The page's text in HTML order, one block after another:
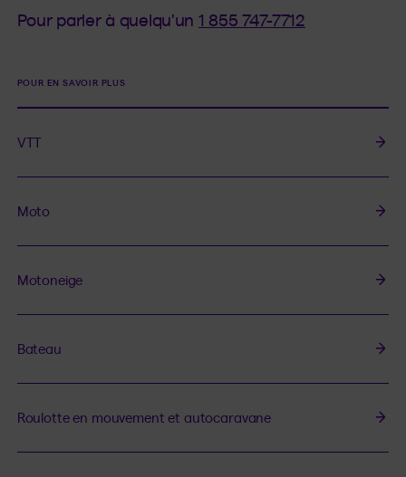
Pour parler à quelqu'un 1 855 747-7712
POUR EN SAVOIR PLUS
VTT
Moto
Motoneige
Bateau
Roulotte en mouvement et autocaravane